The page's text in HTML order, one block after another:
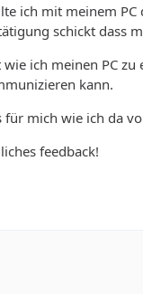
ich mit meinem
schickt dass
ich meinen PC
kann.
mich wie ich da
feedback!